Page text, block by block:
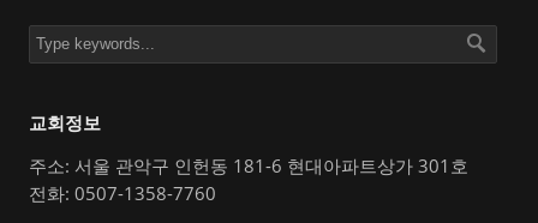
교회정보
주소: 서울 관악구 인헌동 181-6 현대아파트상가 301호
전화: 0507-1358-7760